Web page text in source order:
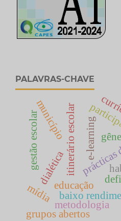
PALAVRAS-CHAVE
educação
e-learning
itinerário escolar
baixo
metodologia
grupos abertos
dialética
município
gestão escolar
mídia